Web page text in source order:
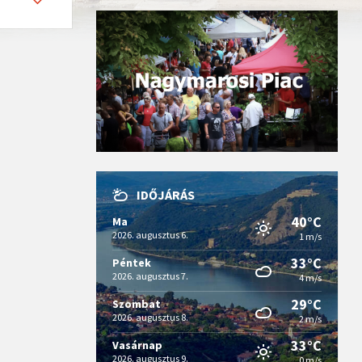
IDŐJÁRÁS
Ma
2026. augusztus 6.
40°C
1 m/s
Péntek
2026. augusztus 7.
33°C
4 m/s
Szombat
2026. augusztus 8.
29°C
2 m/s
Vasárnap
2026. augusztus 9.
33°C